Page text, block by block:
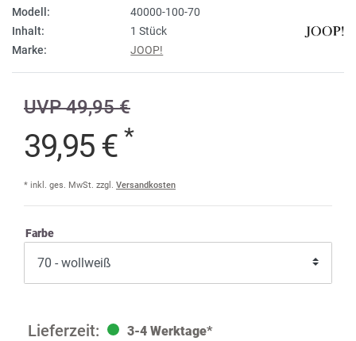
Modell:
40000-100-70
Inhalt:
1 Stück
Marke:
JOOP!
UVP 49,95 €
39,95 € *
* inkl. ges. MwSt. zzgl. Versandkosten
Farbe
3-4 Werktage*